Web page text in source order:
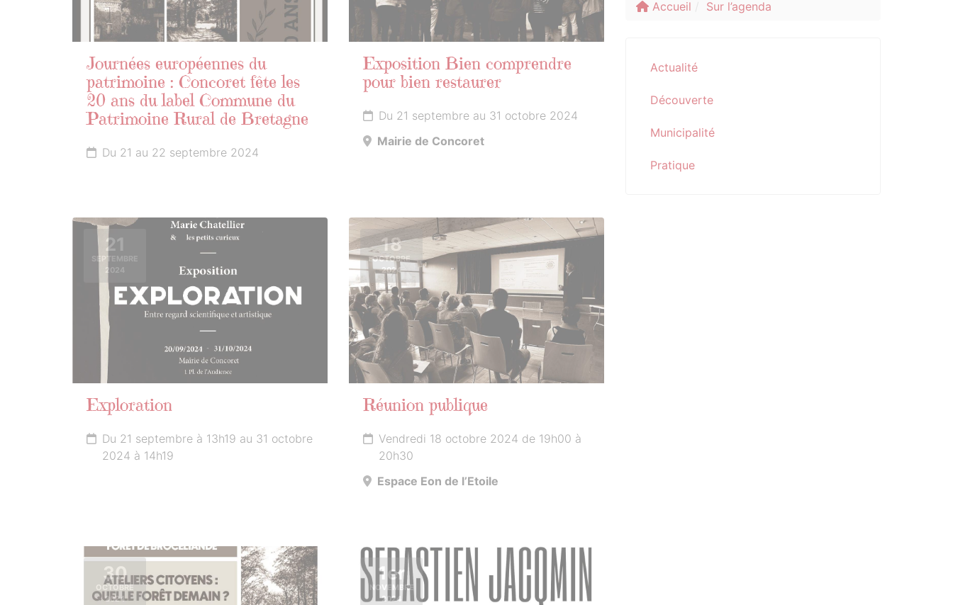
Journées européennes du
patrimoine : Concoret fête les
20 ans du label Commune du
Patrimoine Rural de Bretagne
Du 21 au 22 septembre 2024
Exposition Bien comprendre
pour bien restaurer
Du 21 septembre au 31 octobre 2024
Mairie de Concoret
21
SEPTEMBRE
2024
Exploration
Du 21 septembre à 13h19 au 31 octobre
2024 à 14h19
18
OCTOBRE
2024
Réunion publique
Vendredi 18 octobre 2024 de 19h00 à
20h30
Espace Eon de l’Etoile
30
OCTOBRE
2024
1er
NOVEMBRE
2024
Accueil Sur l’agenda
Actualité
Découverte
Municipalité
Pratique